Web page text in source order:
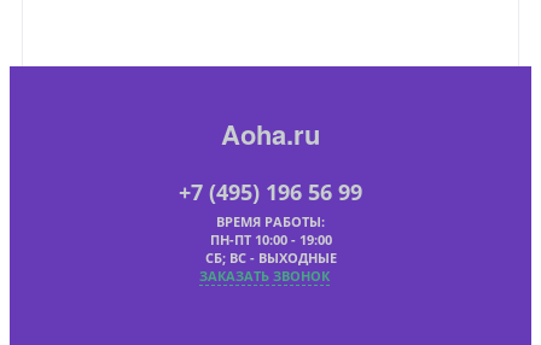
Aoha.ru
+7 (495) 196 56 99
ВРЕМЯ РАБОТЫ:
ПН-ПТ 10:00 - 19:00
СБ; ВС - ВЫХОДНЫЕ
ЗАКАЗАТЬ ЗВОНОК